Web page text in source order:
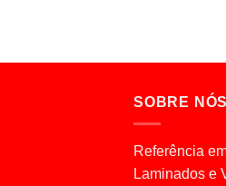
SOBRE NÓS
Referência
Laminados e